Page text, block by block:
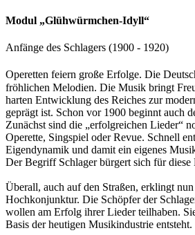
Modul „Glühwürmchen-Idyll“
Anfänge des Schlagers (1900 - 1920)
Operetten feiern große Erfolge. Die
fröhlichen Melodien. Die Musik bringt
harten Entwicklung des Reiches zur
geprägt ist. Schon vor 1900 beginnt auch
Zunächst sind die „erfolgreichen Lieder“
Operette, Singspiel oder Revue. Schnell
Eigendynamik und damit ein eigenes
Der Begriff Schlager bürgert sich für diese
Überall, auch auf den Straßen, erklingt
Hochkonjunktur. Die Schöpfer der
wollen am Erfolg ihrer Lieder teilhaben.
Basis der heutigen Musikindustrie entsteht.